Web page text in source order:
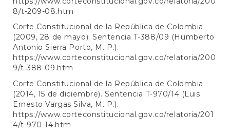
8/t-209-08.htm
Corte Constitucional de la República de Colombia.
(2009, 28 de mayo). Sentencia T-388/09 (Humberto
Antonio Sierra Porto, M. P.).
https://www.corteconstitucional.gov.co/relatoria/200
9/t-388-09.htm
Corte Constitucional de la República de Colombia.
(2014, 15 de diciembre). Sentencia T-970/14 (Luis
Ernesto Vargas Silva, M. P.).
https://www.corteconstitucional.gov.co/relatoria/201
4/t-970-14.htm